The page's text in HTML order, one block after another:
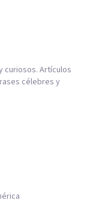
curiosos. Artículos
célebres y